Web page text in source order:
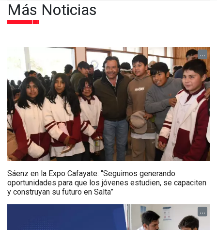
Más Noticias
...
Sáenz en la Expo Cafayate: “Seguimos generando
oportunidades para que los jóvenes estudien, se capaciten
y construyan su futuro en Salta”
...